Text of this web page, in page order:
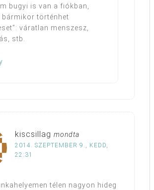
bugyi is van a fiókban,
bármikor történhet
váratlan menszesz,
stb.
kiscsillag mondta
2014. SZEPTEMBER 9., KEDD,
22:31
télen nagyon hideg